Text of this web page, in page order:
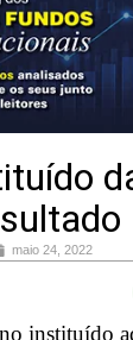
maio 24, 2022
instituído